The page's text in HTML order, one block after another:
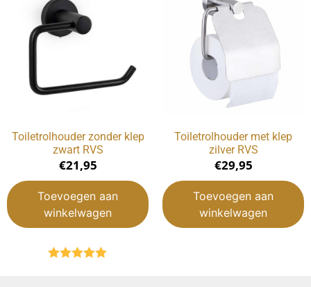
Toiletrolhouder zonder klep
zwart RVS
€21,95
Toevoegen aan
winkelwagen
Toiletrolhouder met klep
zilver RVS
€29,95
Toevoegen aan
winkelwagen